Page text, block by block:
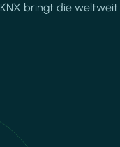
KNX bringt die